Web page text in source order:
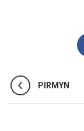
PIRMYN